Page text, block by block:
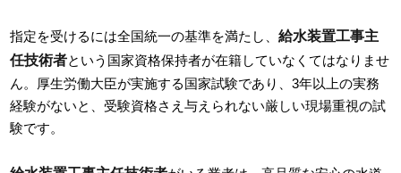
指定を受けるには全国統一の基準を満たし、給水装置工事主
任技術者という国家資格保持者が在籍していなくてはなりませ
ん。厚生労働大臣が実施する国家試験であり、3年以上の実務
経験がないと、受験資格さえ与えられない厳しい現場重視の試
験です。